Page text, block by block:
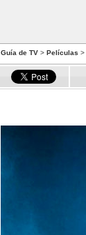
Guía de TV > Películas >